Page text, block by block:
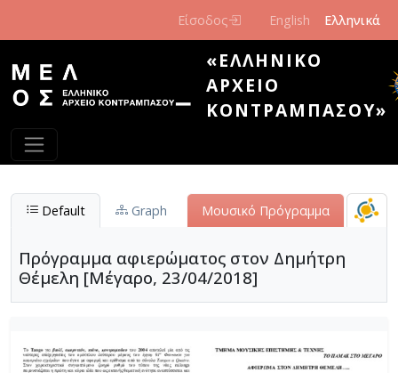
Είσοδος English Ελληνικά
«ΕΛΛΗΝΙΚΌ
ΑΡΧΕΊΟ
ΚΟΝΤΡΑΜΠΆΣΟΥ»
Default Graph Μουσικό Πρόγραμμα
Πρόγραμμα αφιερώματος στον Δημήτρη
Θέμελη [Μέγαρο, 23/04/2018]